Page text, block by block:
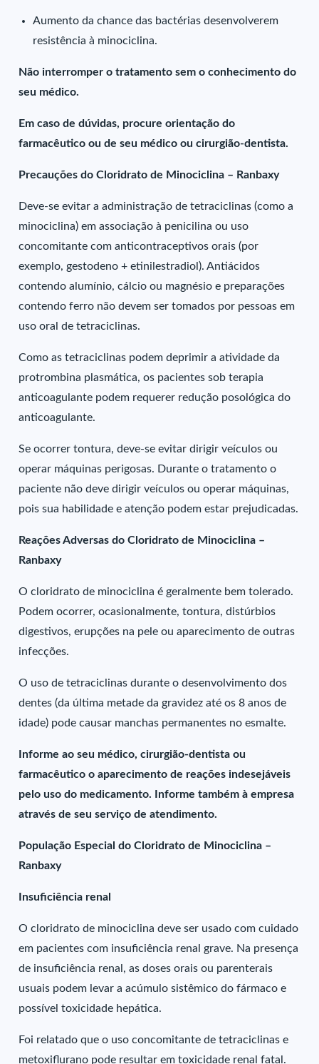
Aumento da chance das bactérias desenvolverem
resistência à minociclina.
Não interromper o tratamento sem o conhecimento do
seu médico.
Em caso de dúvidas, procure orientação do
farmacêutico ou de seu médico ou cirurgião-dentista.
Precauções do Cloridrato de Minociclina – Ranbaxy
Deve-se evitar a administração de tetraciclinas (como a
minociclina) em associação à penicilina ou uso
concomitante com anticontraceptivos orais (por
exemplo, gestodeno + etinilestradiol). Antiácidos
contendo alumínio, cálcio ou magnésio e preparações
contendo ferro não devem ser tomados por pessoas em
uso oral de tetraciclinas.
Como as tetraciclinas podem deprimir a atividade da
protrombina plasmática, os pacientes sob terapia
anticoagulante podem requerer redução posológica do
anticoagulante.
Se ocorrer tontura, deve-se evitar dirigir veículos ou
operar máquinas perigosas. Durante o tratamento o
paciente não deve dirigir veículos ou operar máquinas,
pois sua habilidade e atenção podem estar prejudicadas.
Reações Adversas do Cloridrato de Minociclina –
Ranbaxy
O cloridrato de minociclina é geralmente bem tolerado.
Podem ocorrer, ocasionalmente, tontura, distúrbios
digestivos, erupções na pele ou aparecimento de outras
infecções.
O uso de tetraciclinas durante o desenvolvimento dos
dentes (da última metade da gravidez até os 8 anos de
idade) pode causar manchas permanentes no esmalte.
Informe ao seu médico, cirurgião-dentista ou
farmacêutico o aparecimento de reações indesejáveis
pelo uso do medicamento. Informe também à empresa
através de seu serviço de atendimento.
População Especial do Cloridrato de Minociclina –
Ranbaxy
Insuficiência renal
O cloridrato de minociclina deve ser usado com cuidado
em pacientes com insuficiência renal grave. Na presença
de insuficiência renal, as doses orais ou parenterais
usuais podem levar a acúmulo sistêmico do fármaco e
possível toxicidade hepática.
Foi relatado que o uso concomitante de tetraciclinas e
metoxiflurano pode resultar em toxicidade renal fatal.